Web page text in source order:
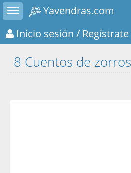
Toggle sidebar
Yavendras.com
Inicio sesión / Regístrate
8 Cuentos de zorros